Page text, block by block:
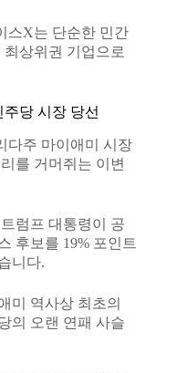
스X는 단순한 민간
상위권 기업으로
당 시장 당선
다주 마이애미 시장
를 거머쥐는 이변
럼프 대통령이 공
후보를 19% 포인트
니다.
미 역사상 최초의
의 오랜 연패 사슬